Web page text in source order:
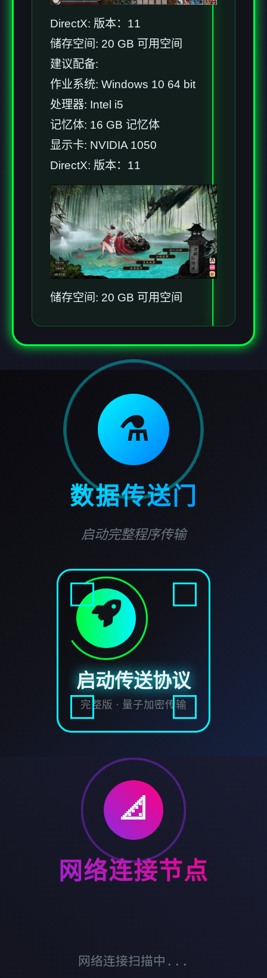
DirectX: 版本：11
储存空间: 20 GB 可用空间
建议配备:
作业系统: Windows 10 64 bit
处理器: Intel i5
记忆体: 16 GB 记忆体
显示卡: NVIDIA 1050
DirectX: 版本：11
储存空间: 20 GB 可用空间
⚗️
数据传送门
启动完整程序传输
启动传送协议
完整版 · 量子加密传输
📐
网络连接节点
网络连接扫描中...